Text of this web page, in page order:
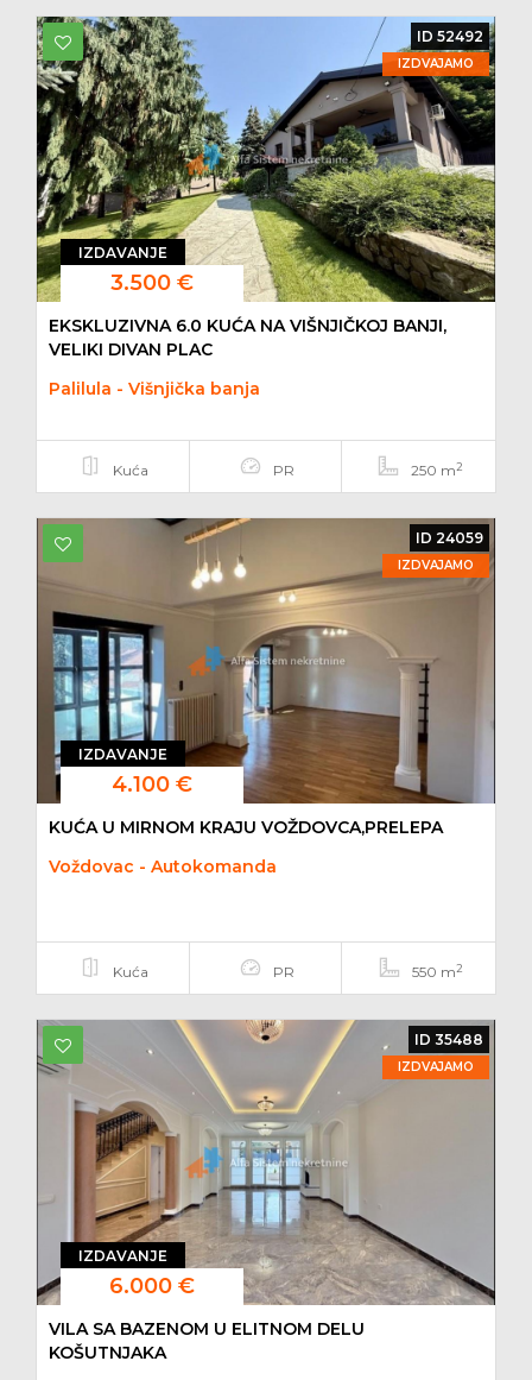
IZDAVANJE
3.500 €
ID 52492
IZDVAJAMO
EKSKLUZIVNA 6.0 KUĆA NA VIŠNJIČKOJ BANJI,
VELIKI DIVAN PLAC
Palilula - Višnjička banja
Kuća PR 250 m2
IZDAVANJE
4.100 €
ID 24059
IZDVAJAMO
KUĆA U MIRNOM KRAJU VOŽDOVCA,PRELEPA
Voždovac - Autokomanda
Kuća PR 550 m2
IZDAVANJE
6.000 €
ID 35488
IZDVAJAMO
VILA SA BAZENOM U ELITNOM DELU
KOŠUTNJAKA